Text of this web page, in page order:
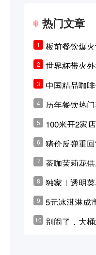
热门文章
1
板前餐饮爆
是徒有其表
2
世界杯带火
3
中国精品咖
ner、M
实？
4
历年餐饮热
5
100米开2家
6
猪价反弹重
原奶价格现
7
茶咖茉莉花
横州花价冲
8
独家｜透明
学林公布未
9
5元冰淇淋成
10 别闹了，大